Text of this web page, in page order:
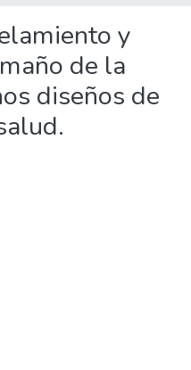
y
de la
diseños de